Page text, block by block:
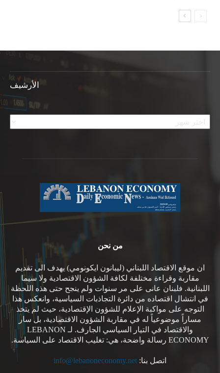
الأرشيف
الأرشيف
من نحن
ان موقع الاقتصاد اللبناني (ليبانون ايكونومي) يهدف الى تقديم
مقاربة وقراءة مختلفة لكافة الشؤون الاقتصادية ولا سيما
اللبنانية. فلبنان عانى على مر سنوات ولم ينجح حتى هذه اللحظة
في انتشال اقتصاده من دائرة التجاذبات السياسية، وانعكس هذا
التوجه على مواكبة الإعلام للشؤون الإقتصادية، حيث لم يتخذ
مساراً موضوعياً له في مقاربة الشؤون الاقتصادية، بل سار
والاقتصاد في التيار السياسي الجارف. لـ LEBANON
ECONOMY رسالة واضحة، هي: تغليب الاقتصاد على السياسة.
اتصل بنا: info@lebanoneconomy.net